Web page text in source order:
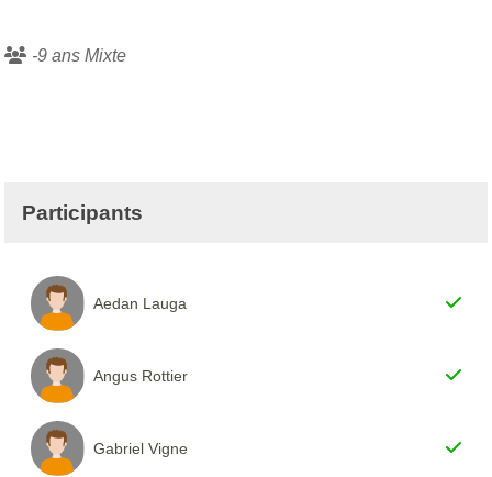
-9 ans Mixte
Participants
Aedan Lauga
Angus Rottier
Gabriel Vigne